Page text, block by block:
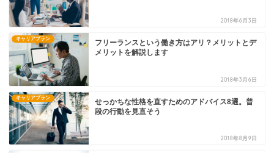
2018年6月3日
キャリアプラン
フリーランスという働き方はアリ？メリットとデ
メリットを解説します
2018年3月6日
キャリアプラン
せっかちな性格を直すためのアドバイス8選。普
段の行動を見直そう
2018年8月9日